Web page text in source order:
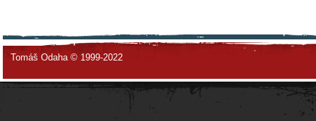
Tomáš Odaha © 1999-2022